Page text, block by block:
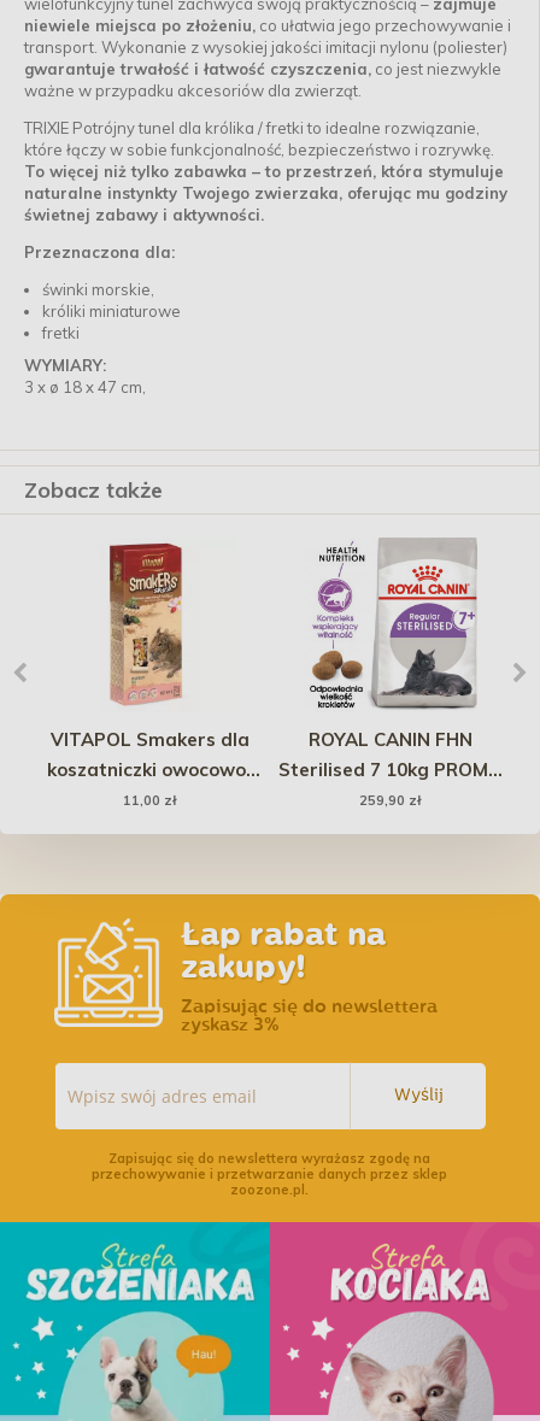
niewiele miejsca po złożeniu, co ułatwia jego przechowywanie i
transport. Wykonanie z wysokiej jakości imitacji nylonu (poliester)
gwarantuje trwałość i łatwość czyszczenia, co jest niezwykle
ważne w przypadku akcesoriów dla zwierząt.
TRIXIE Potrójny tunel dla królika / fretki to idealne rozwiązanie,
które łączy w sobie funkcjonalność, bezpieczeństwo i rozrywkę.
To więcej niż tylko zabawka – to przestrzeń, która stymuluje
naturalne instynkty Twojego zwierzaka, oferując mu godziny
świetnej zabawy i aktywności.
Przeznaczona dla:
świnki morskie,
króliki miniaturowe
fretki
WYMIARY:
3 x ø 18 x 47 cm,
Zobacz także
VITAPOL Smakers dla
koszatniczki owocowo-
orzechowy 2 szt.
11,00 zł
ROYAL CANIN FHN
Sterilised 7 10kg PROMO
Uszkodzenie
259,90 zł
Łap rabat na
zakupy!
Zapisując się do newslettera
zyskasz 3%
Wyślij
Zapisując się do newslettera wyrażasz zgodę na
przechowywanie i przetwarzanie danych przez sklep
zoozone.pl.